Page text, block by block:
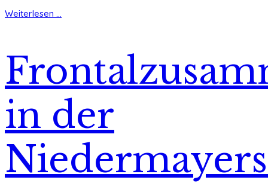
Weiterlesen ...
in der